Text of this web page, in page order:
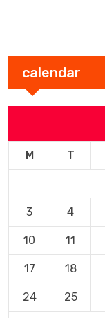
calendar
M T
3 4
10 11
17 18
24 25